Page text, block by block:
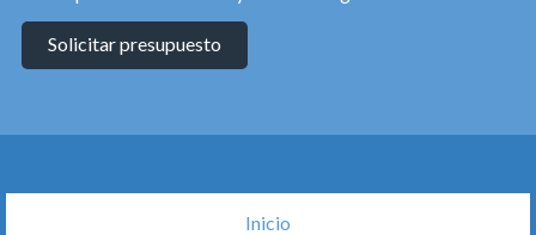
Solicitar presupuesto
Inicio